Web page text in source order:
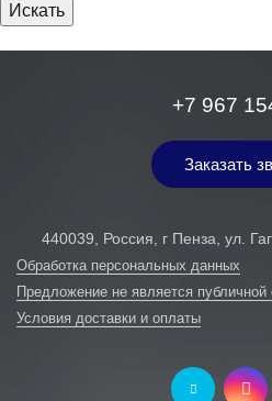
+7 967
Заказать
440039, Россия, г Пенза, ул.
Обработка персональных данных
Предложение не является
Условия доставки и оплаты